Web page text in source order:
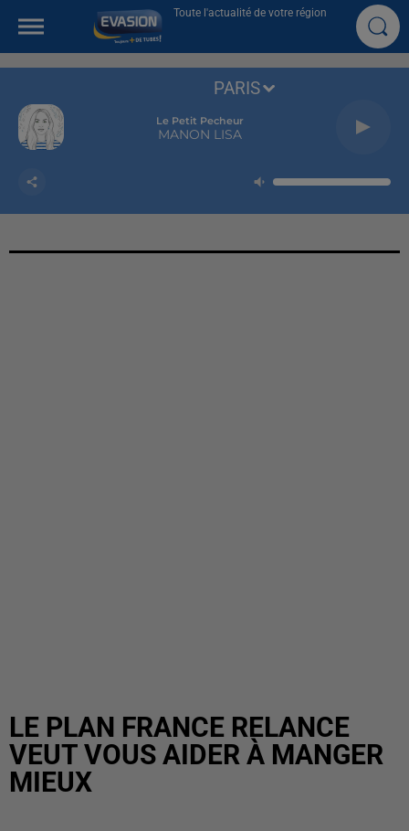
Toute l'actualité de votre région
Le Petit Pecheur
MANON LISA
PARIS
LE PLAN FRANCE RELANCE
VEUT VOUS AIDER À MANGER
MIEUX